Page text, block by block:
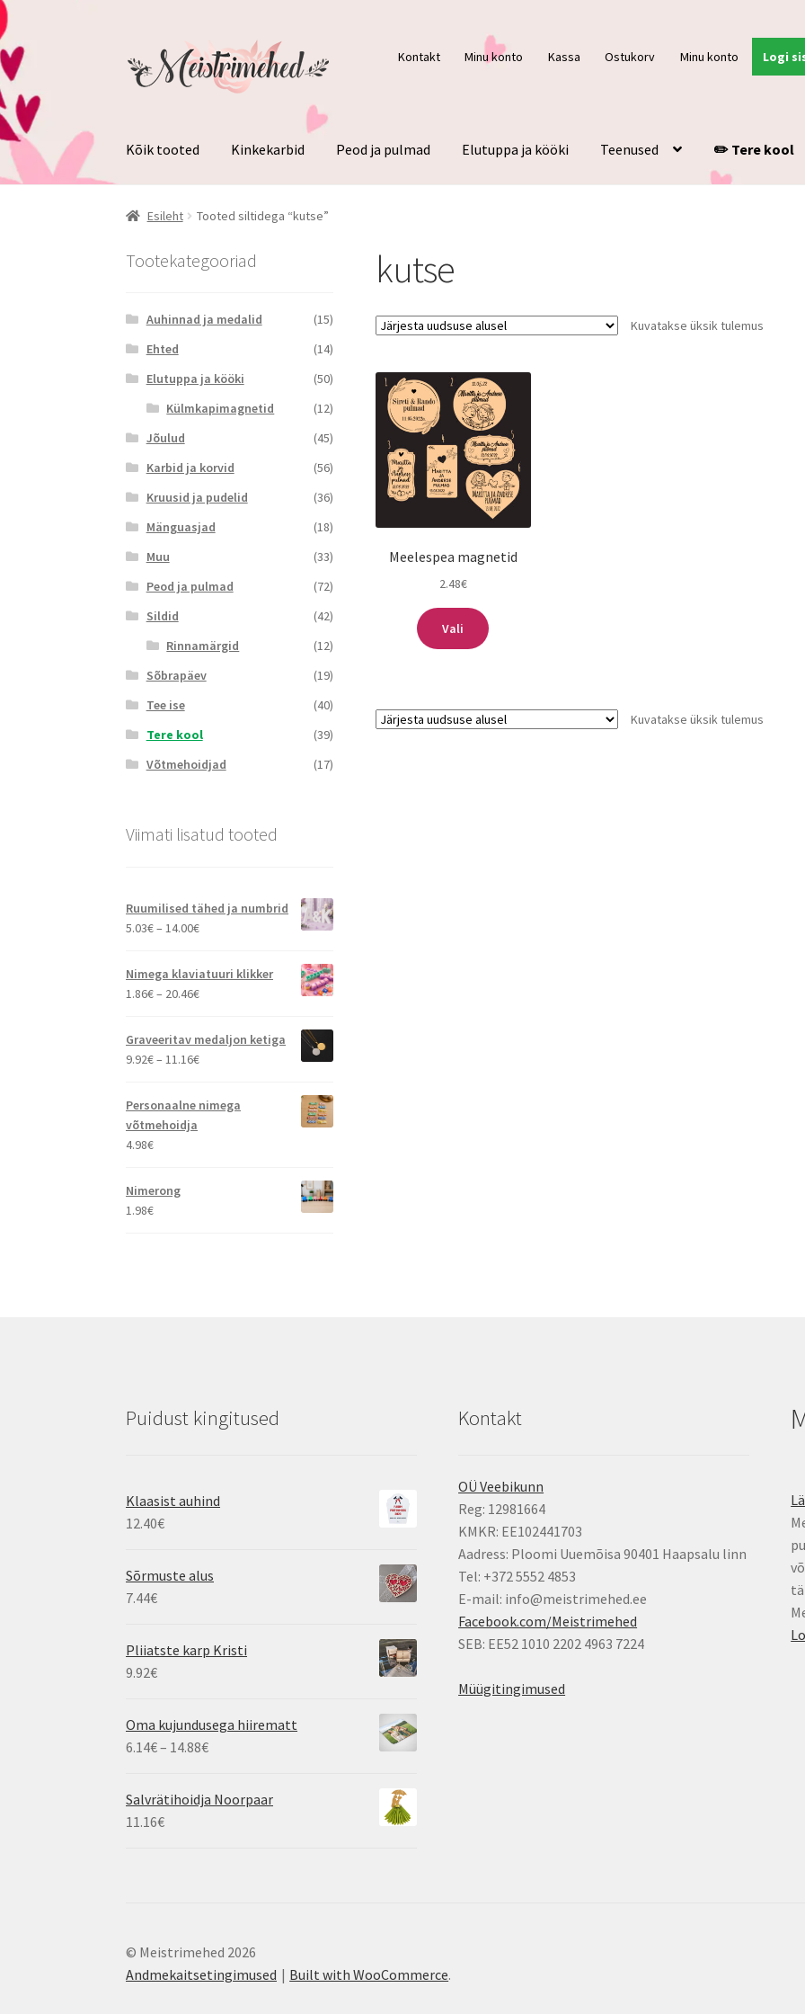
navigeerimisele
sisu
juurde
Kontakt Minu konto Kassa Ostukorv Minu konto Logi
Kõik tooted Kinkekarbid Peod ja pulmad Elutuppa ja kööki Teenused ✏️ Tere kool
Esileht Tooted siltidega “kutse”
kutse
Kuvatakse üksik tulemus
Meelespea magnetid
2.48€
Vali
Kuvatakse üksik tulemus
Tootekategooriad
Auhinnad ja medalid
(15)
Ehted
(14)
Elutuppa ja kööki
(50)
Külmkapimagnetid
(12)
Jõulud
(45)
Karbid ja korvid
(56)
Kruusid ja pudelid
(36)
Mänguasjad
(18)
Muu
(33)
Peod ja pulmad
(72)
Sildid
(42)
Rinnamärgid
(12)
Sõbrapäev
(19)
Tee ise
(40)
Tere kool
(39)
Võtmehoidjad
(17)
Viimati lisatud tooted
Ruumilised tähed ja numbrid
5.03€– 14.00€Hinnavahemik:
kuni
14.00€
Nimega klaviatuuri klikker
1.86€– 20.46€Hinnavahemik:
kuni
20.46€
Graveeritav medaljon ketiga
9.92€– 11.16€Hinnavahemik:
kuni
11.16€
Personaalne nimega
võtmehoidja
4.98€
Nimerong
1.98€
Puidust kingitused
Klaasist auhind
12.40€
Sõrmuste alus
7.44€
Pliiatste karp Kristi
9.92€
Oma kujundusega hiirematt
6.14€– 14.88€Hinnavahemik:
kuni
Salvrätihoidja Noorpaar
11.16€
Kontakt
OÜ Veebikunn
Reg: 12981664
KMKR: EE102441703
Aadress: Ploomi Uuemõisa 90401 Haapsalu linn
Tel: +372 5552 4853
E-mail: info@meistrimehed.ee
Facebook.com/Meistrimehed
SEB: EE52 1010 2202 4963 7224
Müügitingimused
© Meistrimehed 2026
Andmekaitsetingimused
Built with WooCommerce.